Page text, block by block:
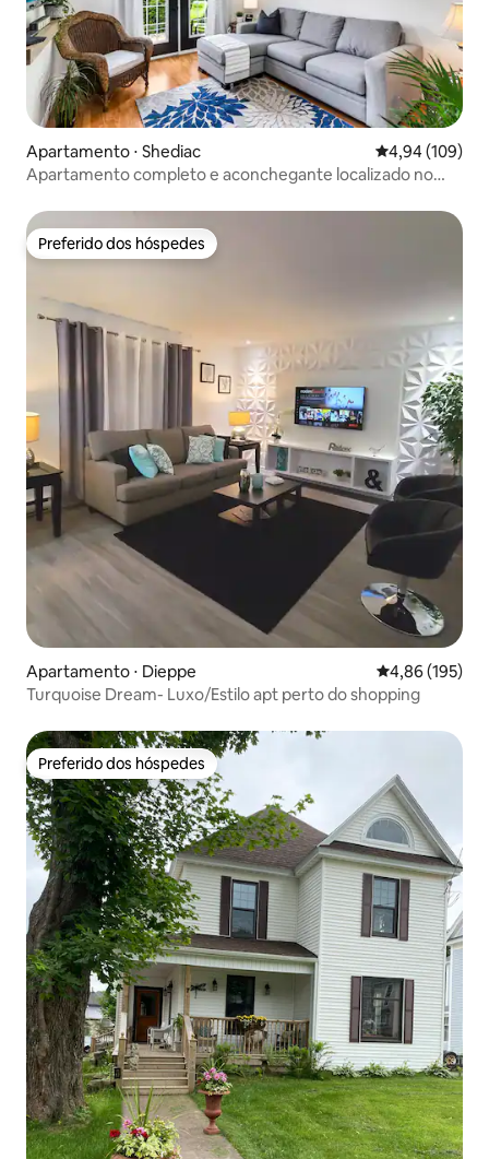
Apartamento ⋅ Shediac 4,94 de uma
4,94 (109)
Apartamento completo e aconchegante localizado no
Preferido dos hóspedes
Preferido dos hóspedes
Apartamento ⋅ Dieppe 4,86 de uma
4,86 (195)
Turquoise Dream- Luxo/Estilo apt perto do shopping
Preferido dos hóspedes
Preferido dos hóspedes